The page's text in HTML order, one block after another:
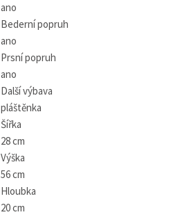
ano
Bederní popruh
ano
Prsní popruh
ano
Další výbava
pláštěnka
Šířka
28 cm
Výška
56 cm
Hloubka
20 cm